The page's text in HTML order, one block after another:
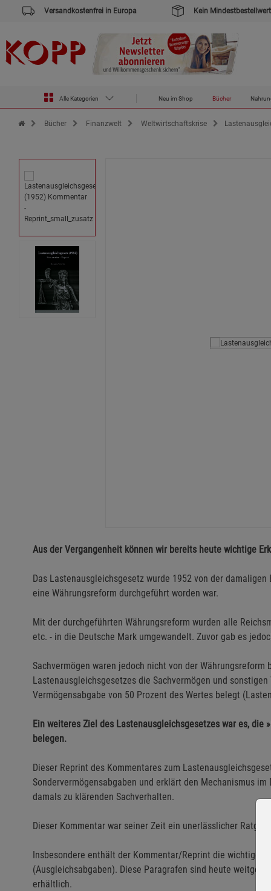
Versandkostenfrei in Europa Kein Mindestbestellwert
Alle Kategorien Neu im Shop Bücher
Zur Startseite des Kopp Verlag Online-Shop
Bücher Finanzwelt Weltwirtschaftskrise
Aus der Vergangenheit können wir bereits heute wichtige
Das Lastenausgleichsgesetz wurde 1952 von der
eine Währungsreform durchgeführt worden war.
Mit der durchgeführten Währungsreform wurden alle
etc. - in die Deutsche Mark umgewandelt. Zuvor gab es
Sachvermögen waren jedoch nicht von der
Lastenausgleichsgesetzes die Sachvermögen und
Vermögensabgabe von 50 Prozent des Wertes belegt
Ein weiteres Ziel des Lastenausgleichsgesetzes war es, die
belegen.
Dieser Reprint des Kommentares zum
Sondervermögensabgaben und erklärt den Mechanismus
damals zu klärenden Sachverhalten.
Dieser Kommentar war seiner Zeit ein unerlässlicher
Insbesondere enthält der Kommentar/Reprint die wichtigen
(Ausgleichsabgaben). Diese Paragrafen sind heute
erhältlich.